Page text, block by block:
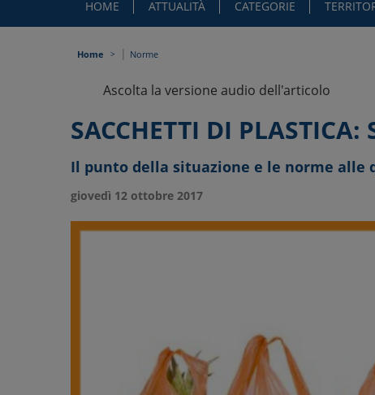
HOME ATTUALITÀ CATEGORIE
Home | Norme
Ascolta la versione audio dell'articolo
SACCHETTI DI
Il punto della situazione e le norme
giovedì 12 ottobre 2017